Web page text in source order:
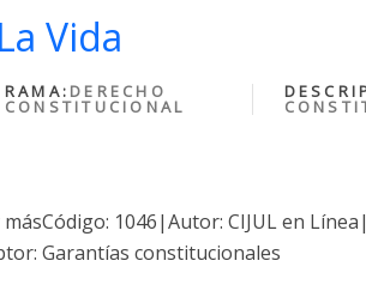
Vida
RAMA: DERECHO
CONSTITUCIONAL
1046|Autor: CIJUL en
Garantías constitucionales